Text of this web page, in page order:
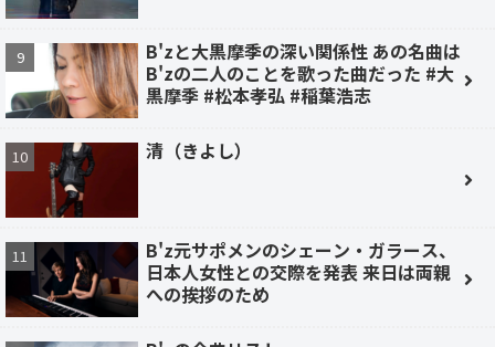
B'zと大黒摩季の深い関係性 あの名曲は
B'zの二人のことを歌った曲だった #大
黒摩季 #松本孝弘 #稲葉浩志
清（きよし）
B'z元サポメンのシェーン・ガラース、
日本人女性との交際を発表 来日は両親
への挨拶のため